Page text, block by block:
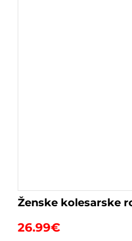
Ženske kolesarske
26.99€